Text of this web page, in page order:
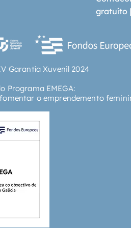
memoria no existe -
de la memoria, los
creemos. En mi
consiste en un
gratuíto |
Garantía Xuvenil 2024
Programa EMEGA:
o emprendemento